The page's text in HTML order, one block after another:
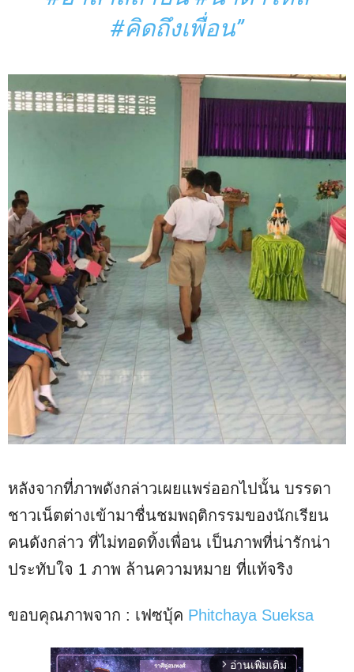
#คิดถึงเพื่อน”
หลังจากที่ภาพดังกล่าวเผยแพร่ออกไปนั้น บรรดา
ชาวเน็ตต่างเข้ามาชื่นชมพฤติกรรมของนักเรียน
คนดังกล่าว ที่ไม่ทอดทิ้งเพื่อน เป็นภาพที่น่ารักน่า
ประทับใจ 1 ภาพ ล้านความหมาย ที่แท้จริง
ขอบคุณภาพจาก : เฟซบุ้ค Phitchaya Sueksa
arrow_forward_ios อ่านเพิ่มเติม